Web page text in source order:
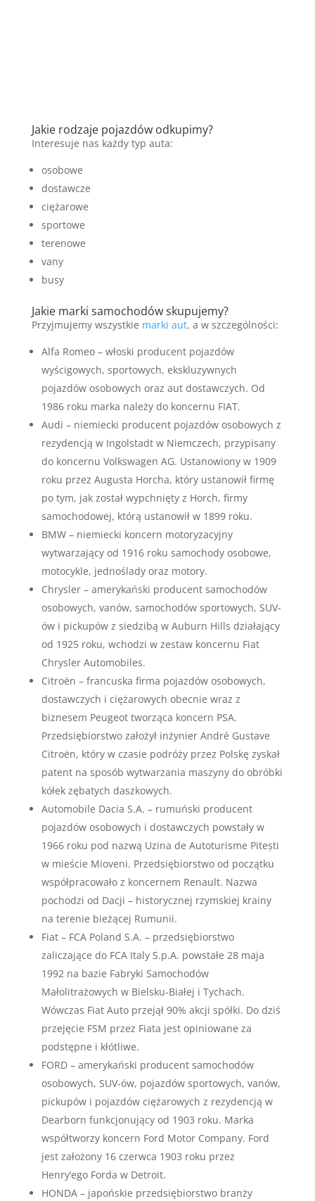
Jakie rodzaje pojazdów odkupimy?
Interesuje nas każdy typ auta:
osobowe
dostawcze
ciężarowe
sportowe
terenowe
vany
busy
Jakie marki samochodów skupujemy?
Przyjmujemy wszystkie marki aut, a w szczególności:
Alfa Romeo – włoski producent pojazdów
wyścigowych, sportowych, ekskluzywnych
pojazdów osobowych oraz aut dostawczych. Od
1986 roku marka należy do koncernu FIAT.
Audi – niemiecki producent pojazdów osobowych z
rezydencją w Ingolstadt w Niemczech, przypisany
do koncernu Volkswagen AG. Ustanowiony w 1909
roku przez Augusta Horcha, który ustanowił firmę
po tym, jak został wypchnięty z Horch, firmy
samochodowej, którą ustanowił w 1899 roku.
BMW – niemiecki koncern motoryzacyjny
wytwarzający od 1916 roku samochody osobowe,
motocykle, jednoślady oraz motory.
Chrysler – amerykański producent samochodów
osobowych, vanów, samochodów sportowych, SUV-
ów i pickupów z siedzibą w Auburn Hills działający
od 1925 roku, wchodzi w zestaw koncernu Fiat
Chrysler Automobiles.
Citroën – francuska firma pojazdów osobowych,
dostawczych i ciężarowych obecnie wraz z
biznesem Peugeot tworząca koncern PSA.
Przedsiębiorstwo założył inżynier André Gustave
Citroën, który w czasie podróży przez Polskę zyskał
patent na sposób wytwarzania maszyny do obróbki
kółek zębatych daszkowych.
Automobile Dacia S.A. – rumuński producent
pojazdów osobowych i dostawczych powstały w
1966 roku pod nazwą Uzina de Autoturisme Pitești
w mieście Mioveni. Przedsiębiorstwo od początku
współpracowało z koncernem Renault. Nazwa
pochodzi od Dacji – historycznej rzymskiej krainy
na terenie bieżącej Rumunii.
Fiat – FCA Poland S.A. – przedsiębiorstwo
zaliczające do FCA Italy S.p.A. powstałe 28 maja
1992 na bazie Fabryki Samochodów
Małolitrażowych w Bielsku-Białej i Tychach.
Wówczas Fiat Auto przejął 90% akcji spółki. Do dziś
przejęcie FSM przez Fiata jest opiniowane za
podstępne i kłótliwe.
FORD – amerykański producent samochodów
osobowych, SUV-ów, pojazdów sportowych, vanów,
pickupów i pojazdów ciężarowych z rezydencją w
Dearborn funkcjonujący od 1903 roku. Marka
współtworzy koncern Ford Motor Company. Ford
jest założony 16 czerwca 1903 roku przez
Henry’ego Forda w Detroit.
HONDA – japońskie przedsiębiorstwo branży